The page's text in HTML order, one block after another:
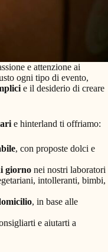
e attenzione ai
ogni tipo di evento,
e il desiderio di creare
e hinterland ti offriamo:
, con proposte dolci e
giorno nei nostri laboratori
intolleranti, bimbi,
, in base alle
e aiutarti a